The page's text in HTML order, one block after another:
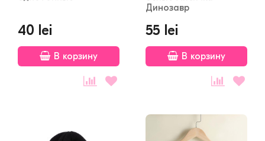
40 lei
В корзину
Динозавр
55 lei
В корзину